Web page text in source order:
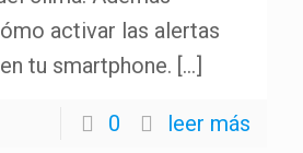
activar las alertas
tu smartphone. […]
0 leer más